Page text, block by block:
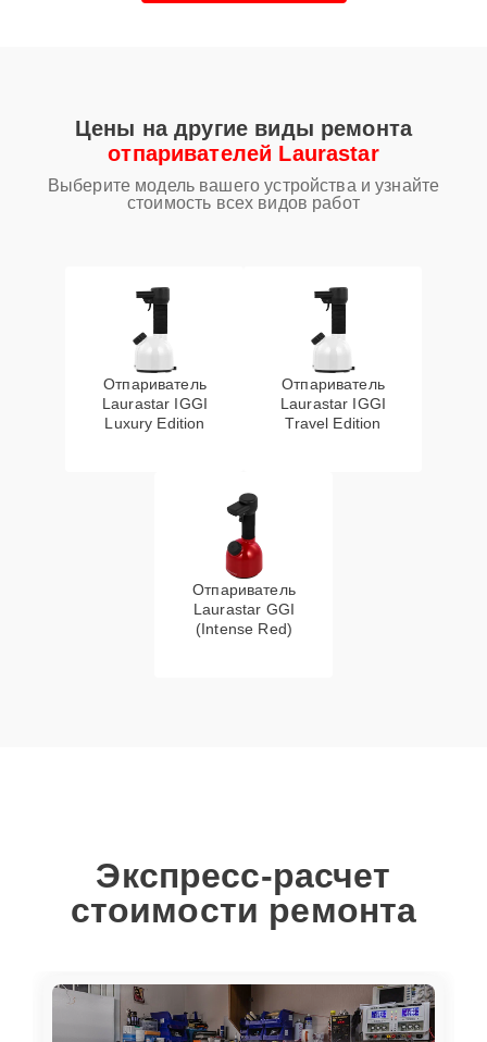
Цены на другие виды ремонта
отпаривателей Laurastar
Выберите модель вашего устройства и узнайте
стоимость всех видов работ
Отпариватель
Laurastar IGGI
Luxury Edition
Отпариватель
Laurastar IGGI
Travel Edition
Отпариватель
Laurastar GGI
(Intense Red)
Экспресс-расчет
стоимости ремонта